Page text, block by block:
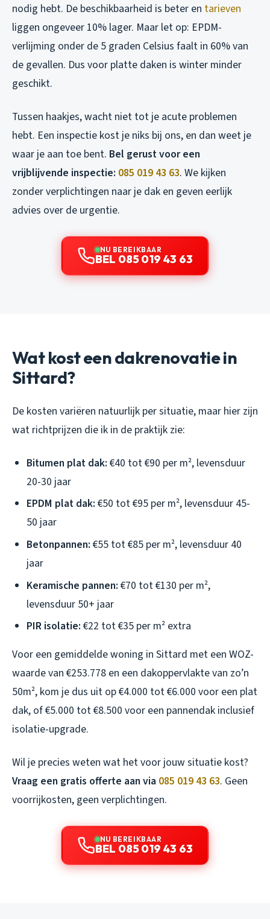
nodig hebt. De beschikbaarheid is beter en tarieven
liggen ongeveer 10% lager. Maar let op: EPDM-
verlijming onder de 5 graden Celsius faalt in 60% van
de gevallen. Dus voor platte daken is winter minder
geschikt.
Tussen haakjes, wacht niet tot je acute problemen
hebt. Een inspectie kost je niks bij ons, en dan weet je
waar je aan toe bent. Bel gerust voor een
vrijblijvende inspectie: 085 019 43 63. We kijken
zonder verplichtingen naar je dak en geven eerlijk
advies over de urgentie.
NU BEREIKBAAR
BEL 085 019 43 63
Wat kost een dakrenovatie in
Sittard?
De kosten variëren natuurlijk per situatie, maar hier zijn
wat richtprijzen die ik in de praktijk zie:
Bitumen plat dak: €40 tot €90 per m², levensduur
20-30 jaar
EPDM plat dak: €50 tot €95 per m², levensduur 45-
50 jaar
Betonpannen: €55 tot €85 per m², levensduur 40
jaar
Keramische pannen: €70 tot €130 per m²,
levensduur 50+ jaar
PIR isolatie: €22 tot €35 per m² extra
Voor een gemiddelde woning in Sittard met een WOZ-
waarde van €253.778 en een dakoppervlakte van zo’n
50m², kom je dus uit op €4.000 tot €6.000 voor een plat
dak, of €5.000 tot €8.500 voor een pannendak inclusief
isolatie-upgrade.
Wil je precies weten wat het voor jouw situatie kost?
Vraag een gratis offerte aan via 085 019 43 63. Geen
voorrijkosten, geen verplichtingen.
NU BEREIKBAAR
BEL 085 019 43 63